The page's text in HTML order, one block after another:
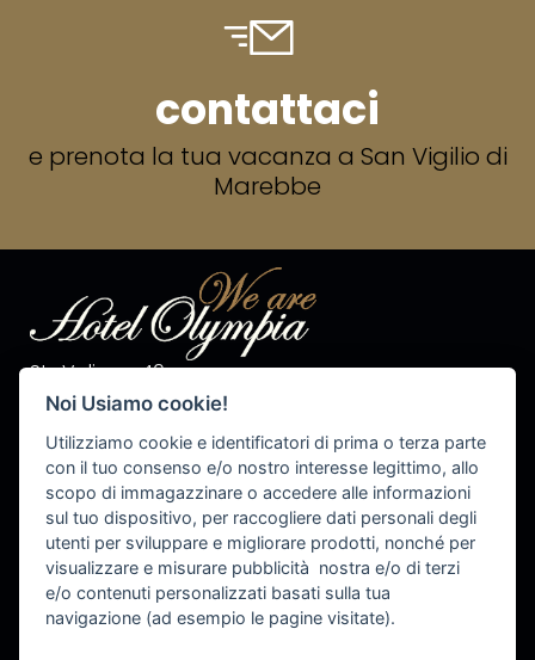
contattaci
e prenota la tua vacanza a San Vigilio di
Marebbe
Str. Valiares 40
I-39030 S.Vigilio di Marebbe
Tel. +39 0474 50 10 28
Fax +39 0474 50 13 81
P.IVA 00576540215
info@olympiahotel.it
Cookie Settings
Noi Usiamo cookie!
Utilizziamo cookie e identificatori di prima o terza parte
con il tuo consenso e/o nostro interesse legittimo, allo
scopo di immagazzinare o accedere alle informazioni
sul tuo dispositivo, per raccogliere dati personali degli
utenti per sviluppare e migliorare prodotti, nonché per
visualizzare e misurare pubblicità nostra e/o di terzi
e/o contenuti personalizzati basati sulla tua
navigazione (ad esempio le pagine visitate).